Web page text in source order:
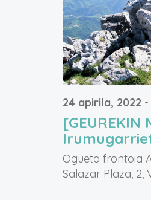
24 apirila, 2022 -
[GEUREKIN
Ogueta frontoia
Salazar Plaza, 2,